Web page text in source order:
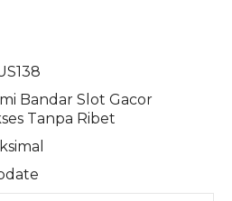
Bandar Slot Gacor
Tanpa Ribet